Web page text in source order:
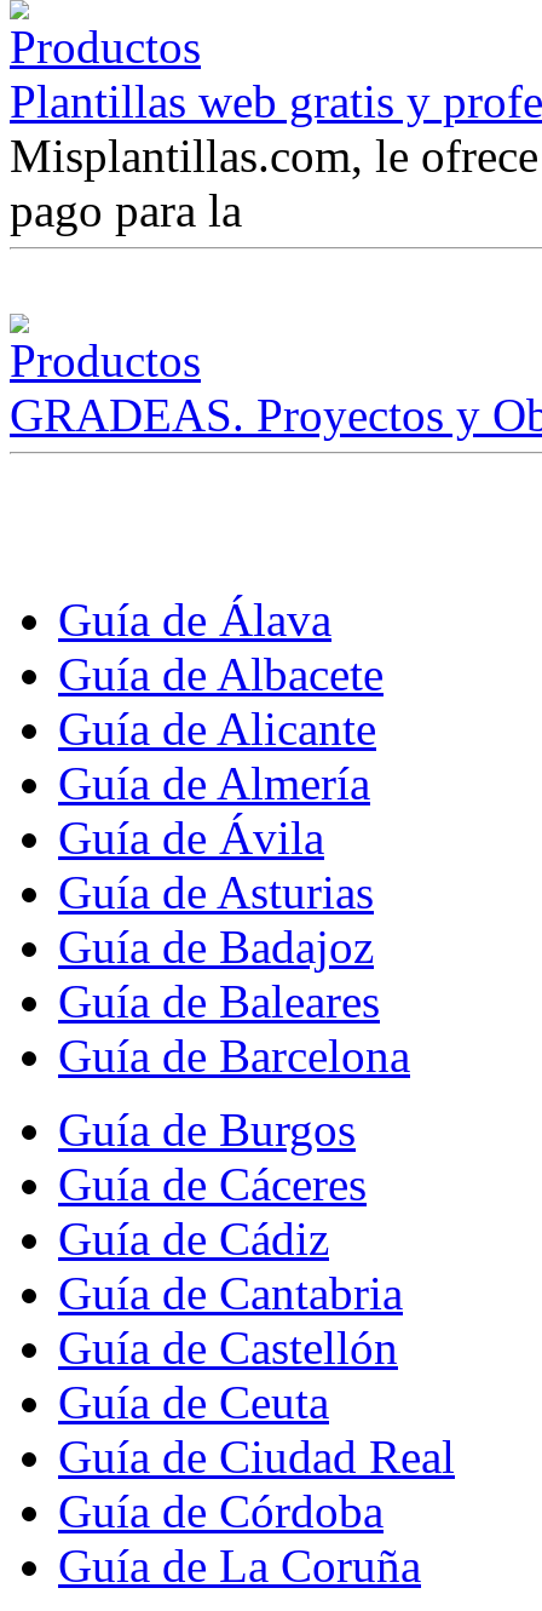
Plantillas web gratis y
Misplantillas.com, le
pago para la
GRADEAS. Proyectos y
Guía de Álava
Guía de Albacete
Guía de Alicante
Guía de Almería
Guía de Ávila
Guía de Asturias
Guía de Badajoz
Guía de Baleares
Guía de Barcelona
Guía de Burgos
Guía de Cáceres
Guía de Cádiz
Guía de Cantabria
Guía de Castellón
Guía de Ceuta
Guía de Ciudad Real
Guía de Córdoba
Guía de La Coruña